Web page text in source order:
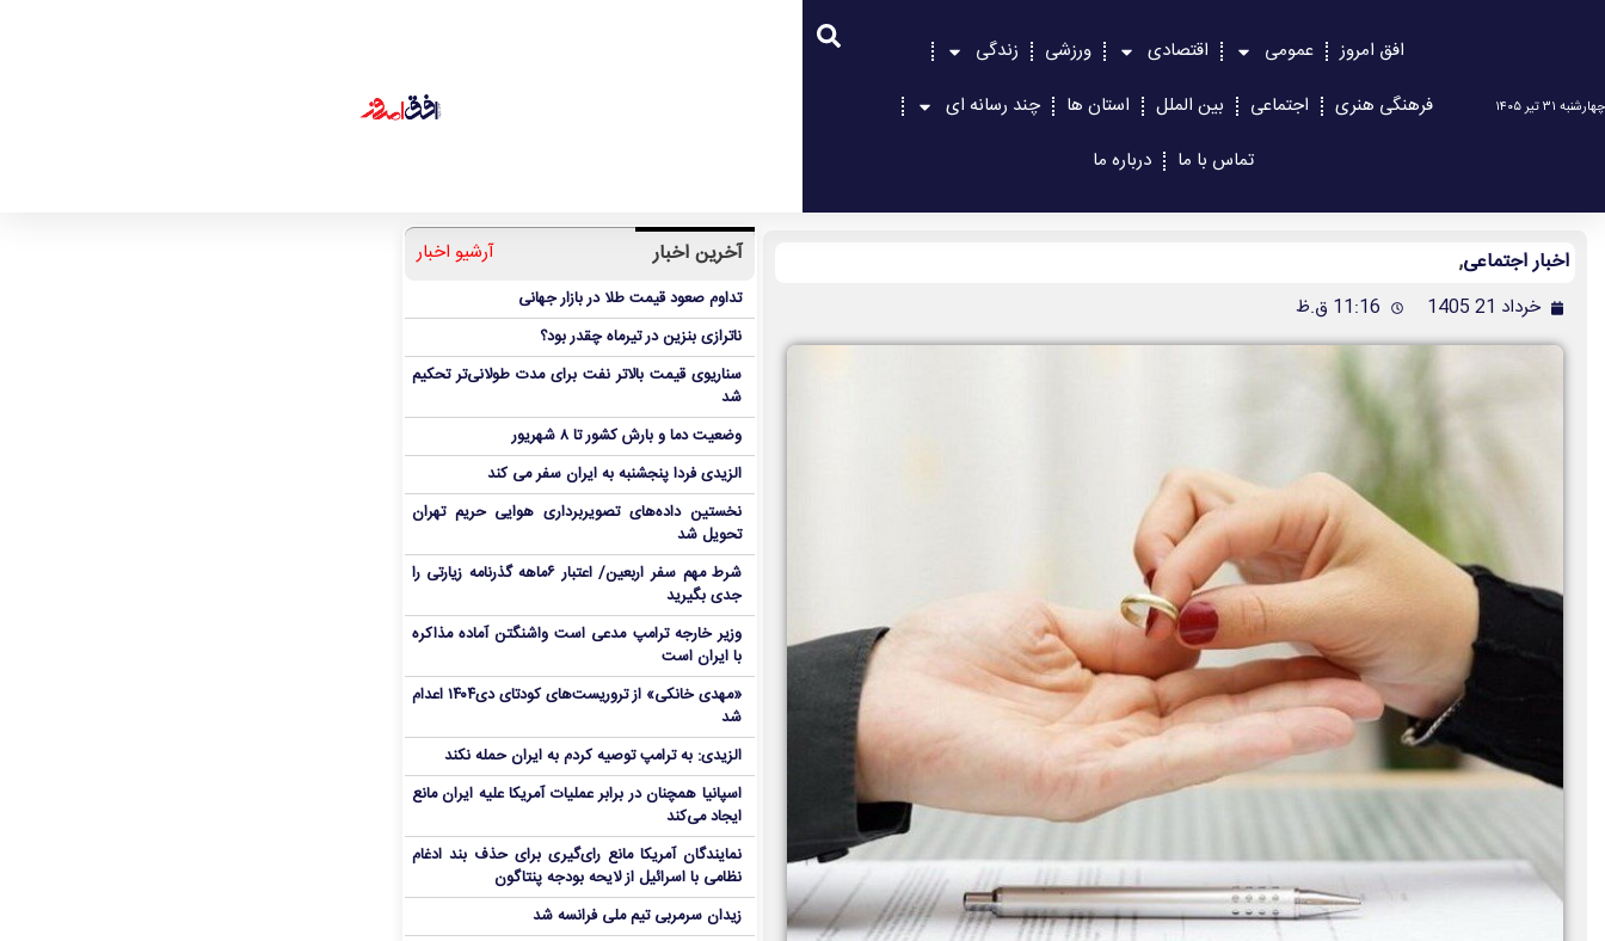
چهارشنبه ۳۱ تیر ۱۴۰۵
افق امروز عمومی اقتصادی ورزشی
زندگی
فرهنگی هنری
اجتماعی بین الملل استان ها
چند رسانه ای
تماس با ما
درباره ما
اخبار اجتماعی,
خرداد 21 1405 11:16 ق.ظ
آخرین اخبار آرشیو اخبار
تداوم صعود قیمت طلا در بازار جهانی
ناترازی بنزین در تیرماه چقدر بود؟
سناریوی قیمت بالاتر نفت برای مدت طولانی‌تر تحکیم
شد
وضعیت دما و بارش کشور تا ۸ شهریور
الزیدی فردا پنجشنبه به ایران سفر می کند
نخستین داده‌های تصویربرداری هوایی حریم تهران
تحویل شد
شرط مهم سفر اربعین/ اعتبار ۶ماهه گذرنامه زیارتی را
جدی بگیرید
وزیر خارجه ترامپ مدعی است واشنگتن آماده مذاکره
با ایران است
«مهدی خانکی» از تروریست‌های کودتای دی۱۴۰۴ اعدام
شد
الزیدی: به ترامپ توصیه کردم به ایران حمله نکند
اسپانیا همچنان در برابر عملیات آمریکا علیه ایران مانع
ایجاد می‌کند
نمایندگان آمریکا مانع رای‌گیری برای حذف بند ادغام
نظامی با اسرائیل از لایحه بودجه پنتاگون
زیدان سرمربی تیم ملی فرانسه شد